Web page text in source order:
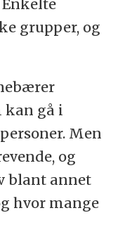
grupper, og
kan gå i
Men
og
blant annet
hvor mange